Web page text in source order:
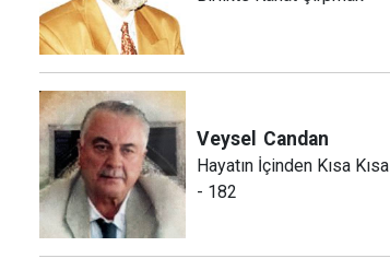
Veysel Candan
Hayatın İçinden Kısa Kısa
- 182